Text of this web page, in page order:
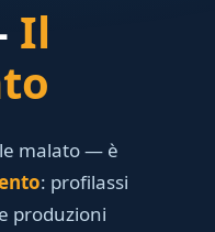
Il
malato — è
: profilassi
produzioni